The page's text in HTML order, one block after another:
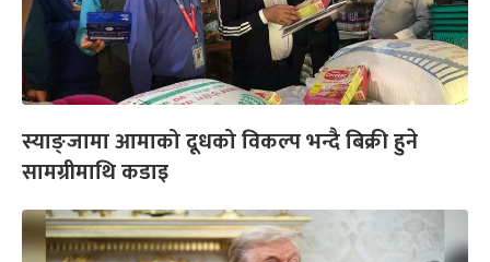
स्याङ्जामा आमाको दूधको विकल्प भन्दै बिक्री हुने
सामग्रीमाथि कडाइ